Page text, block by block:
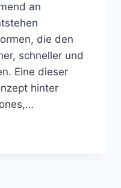
an
die den
schneller und
Eine dieser
hinter